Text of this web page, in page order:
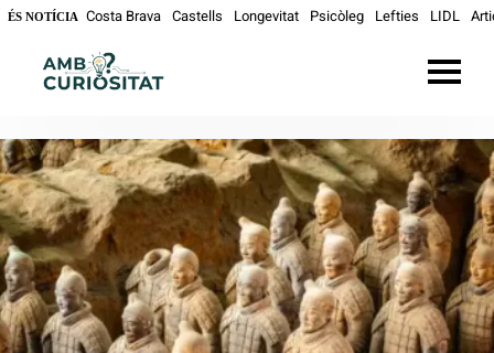
ÉS NOTÍCIA Costa Brava Castells Longevitat Psicòleg Lefties LIDL